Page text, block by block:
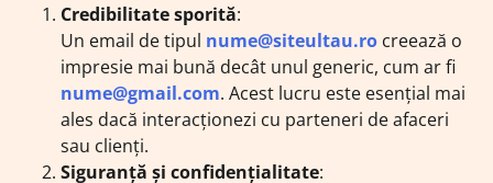
Credibilitate sporită:
Un email de tipul nume@siteultau.ro creează o
impresie mai bună decât unul generic, cum ar fi
nume@gmail.com. Acest lucru este esențial mai
ales dacă interacționezi cu parteneri de afaceri
sau clienți.
Siguranță și confidențialitate: